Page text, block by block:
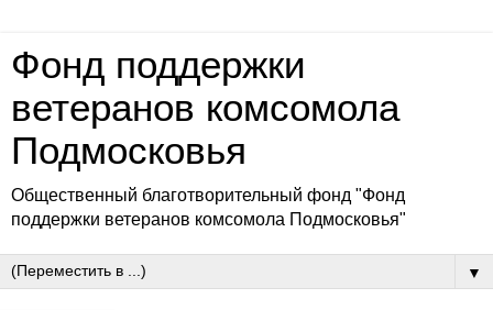
Фонд поддержки
ветеранов комсомола
Подмосковья
Общественный благотворительный фонд "Фонд
поддержки ветеранов комсомола Подмосковья"
▼